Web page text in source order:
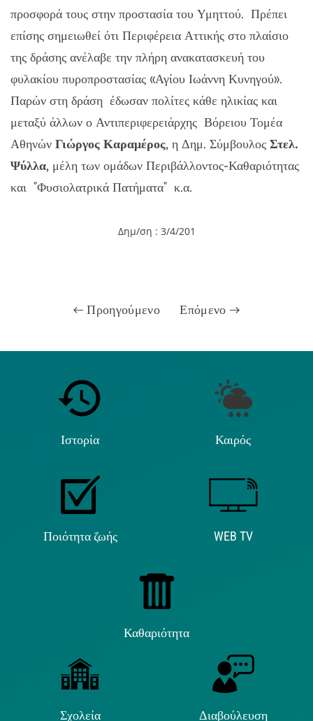
προσφορά τους στην προστασία του Υμηττού. Πρέπει
επίσης σημειωθεί ότι Περιφέρεια Αττικής στο πλαίσιο
της δράσης ανέλαβε την πλήρη ανακατασκευή του
φυλακίου πυροπροστασίας «Αγίου Ιωάννη Κυνηγού».
Παρών στη δράση έδωσαν πολίτες κάθε ηλικίας και
μεταξύ άλλων ο Αντιπεριφερειάρχης Βόρειου Τομέα
Αθηνών Γιώργος Καραμέρος, η Δημ. Σύμβουλος Στελ.
Ψύλλα, μέλη των ομάδων Περιβάλλοντος-Καθαριότητας
και "Φυσιολατρικά Πατήματα" κ.α.
Δημ/ση : 3/4/201
Προηγούμενο Επόμενο
Ιστορία Καιρός
Ποιότητα ζωής WEB TV
Καθαριότητα
Σχολεία Διαβούλευση